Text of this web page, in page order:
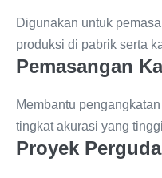
Digunakan untuk
produksi di pabrik serta
Pemasangan
Membantu
tingkat akurasi yang
Proyek